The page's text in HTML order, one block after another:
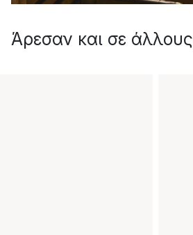
Άρεσαν και σε άλλους